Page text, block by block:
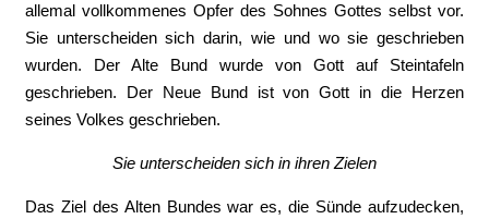
allemal vollkommenes Opfer des Sohnes Gottes selbst vor.
Sie unterscheiden sich darin, wie und wo sie geschrieben
wurden. Der Alte Bund wurde von Gott auf Steintafeln
geschrieben. Der Neue Bund ist von Gott in die Herzen
seines Volkes geschrieben.
Sie unterscheiden sich in ihren Zielen
Das Ziel des Alten Bundes war es, die Sünde aufzudecken,